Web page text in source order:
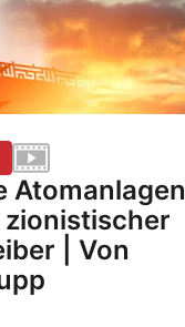
Atomanlagen
zionistischer
| Von